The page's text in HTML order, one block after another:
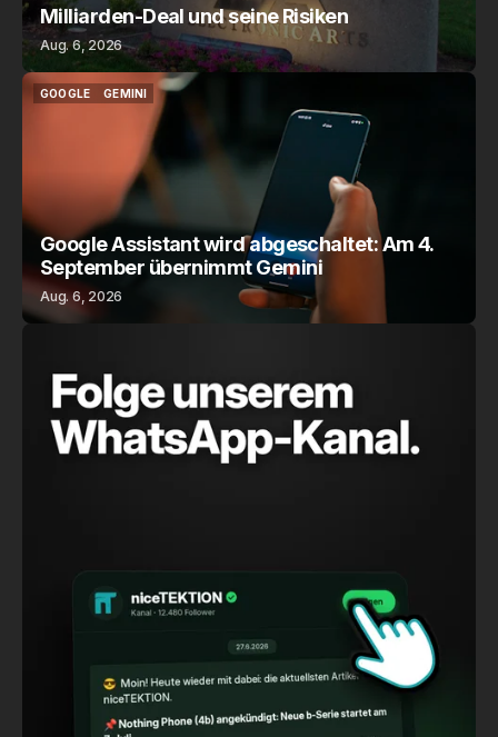
Milliarden-Deal und seine Risiken
Aug. 6, 2026
GOOGLE
GEMINI
Google Assistant wird abgeschaltet: Am 4.
September übernimmt Gemini
Aug. 6, 2026